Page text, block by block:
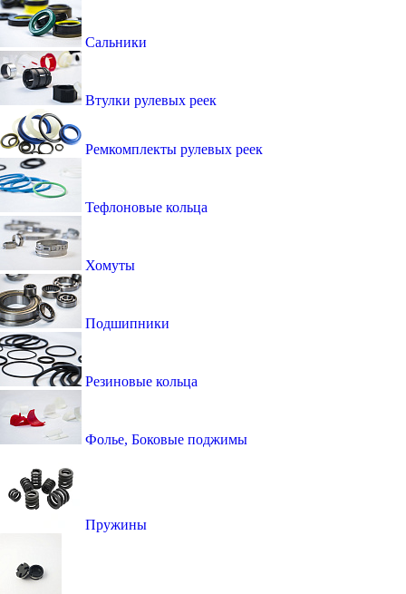
Сальники
Втулки рулевых реек
Ремкомплекты рулевых реек
Тефлоновые кольца
Хомуты
Подшипники
Резиновые кольца
Фолье, Боковые поджимы
Пружины